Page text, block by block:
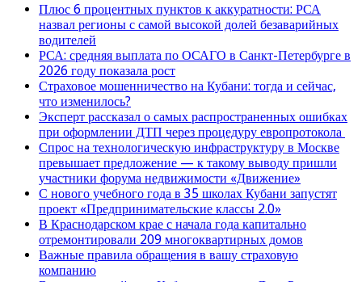
Плюс 6 процентных пунктов к аккуратности: РСА
назвал регионы с самой высокой долей безаварийных
водителей
РСА: средняя выплата по ОСАГО в Санкт-Петербурге в
2026 году показала рост
Страховое мошенничество на Кубани: тогда и сейчас,
что изменилось?
Эксперт рассказал о самых распространенных ошибках
при оформлении ДТП через процедуру европротокола
Спрос на технологическую инфраструктуру в Москве
превышает предложение — к такому выводу пришли
участники форума недвижимости «Движение»
С нового учебного года в 35 школах Кубани запустят
проект «Предпринимательские классы 2.0»
В Краснодарском крае с начала года капитально
отремонтировали 209 многоквартирных домов
Важные правила обращения в вашу страховую
компанию